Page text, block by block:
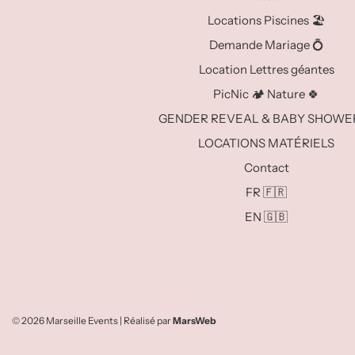
Locations Piscines 🏖️
Demande Mariage 💍
Location Lettres géantes
PicNic 🏕️ Nature 🍀
GENDER REVEAL & BABY
LOCATIONS MATÉRIELS
Contact
FR 🇫🇷
EN 🇬🇧
© 2026 Marseille Events | Réalisé parMarsWeb